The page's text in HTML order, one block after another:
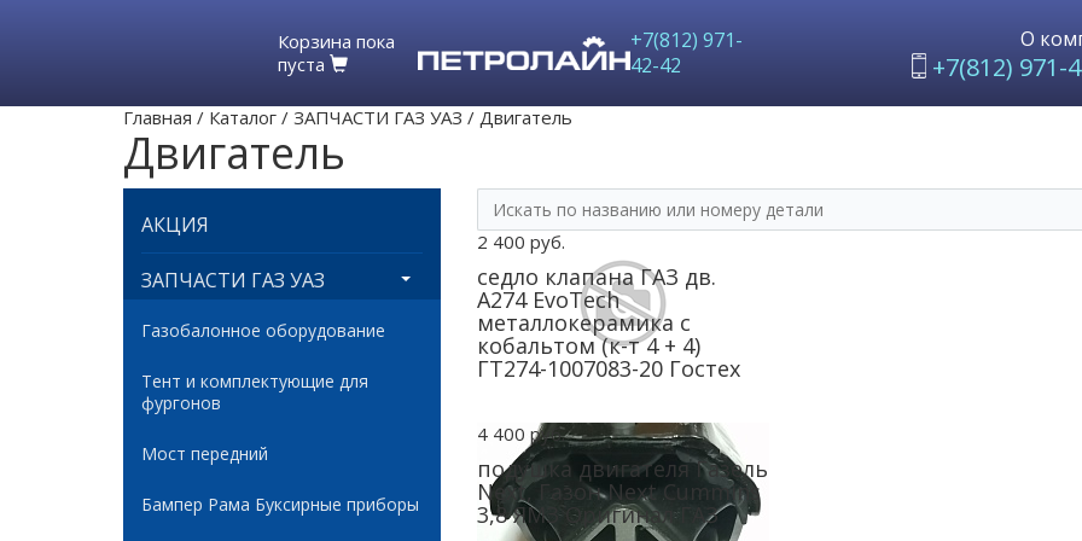
Корзина пока
пуста
+7(812) 971-
42-42
О
+7(812) 971-
Главная / Каталог / ЗАПЧАСТИ ГАЗ УАЗ / Двигатель
Двигатель
АКЦИЯ
ЗАПЧАСТИ ГАЗ УАЗ
Газобалонное оборудование
Тент и комплектующие для
фургонов
Мост передний
Бампер Рама Буксирные приборы
2 400 руб.
седло клапана ГАЗ дв.
А274 EvoTech
металлокерамика с
кобальтом (к-т 4 + 4)
ГТ274-1007083-20 Гостех
4 400 руб.
подушка двигателя Газель
Next, Газон Next Cummins
3,8 ЯМЗ Оригинал ГАЗ